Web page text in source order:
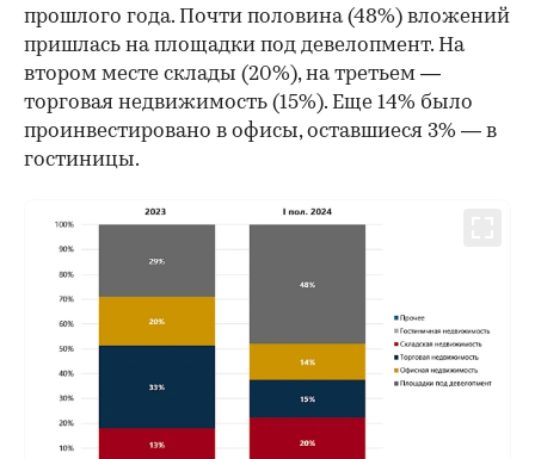
прошлого года. Почти половина (48%) вложений
пришлась на площадки под девелопмент. На
втором месте склады (20%), на третьем —
торговая недвижимость (15%). Еще 14% было
проинвестировано в офисы, оставшиеся 3% — в
гостиницы.